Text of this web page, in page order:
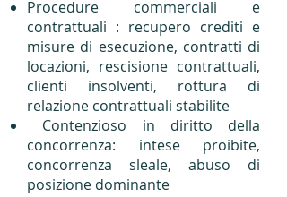
Procedure commerciali e
contrattuali : recupero crediti e
misure di esecuzione, contratti di
locazioni, rescisione contrattuali,
clienti insolventi, rottura di
relazione contrattuali stabilite
Contenzioso in diritto della
concorrenza: intese proibite,
concorrenza sleale, abuso di
posizione dominante